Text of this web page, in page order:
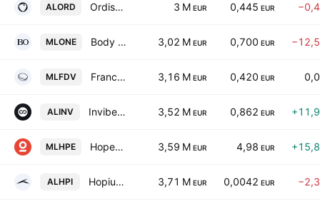
ALORD Ordissimo SA 3 M EUR 0,445 EUR
MLONE Body One SA 3,02 M EUR 0,700 EUR
MLFDV Franck Deville 3,16 M EUR 0,420 EUR
ALINV Invibes Advertising NV 3,52 M EUR 0,862 EUR
MLHPE Hopening SA 3,59 M EUR 4,98 EUR
ALHPI Hopium S.A. 3,71 M EUR 0,0042 EUR